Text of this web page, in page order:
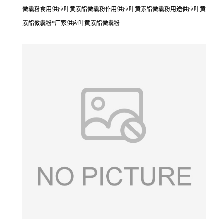
微囊粉食用供应叶黄素酯微囊粉作用供应叶黄素酯微囊粉用途供应叶黄
素酯微囊粉*厂家供应叶黄素酯微囊粉